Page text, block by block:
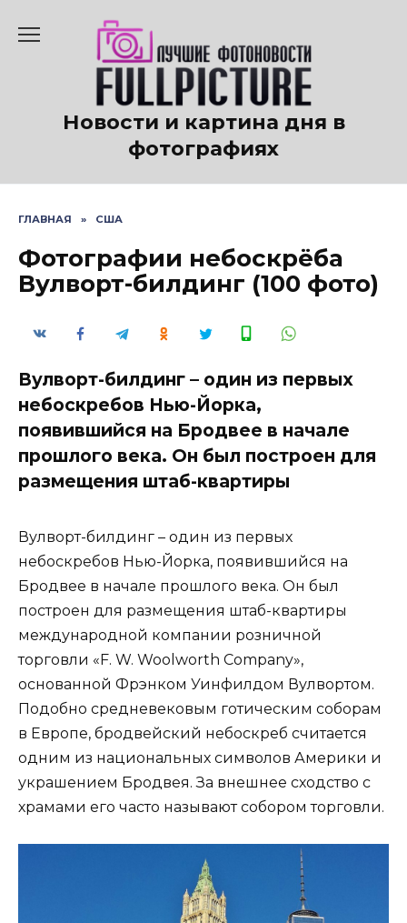
содержанию
Новости и картина дня в
фотографиях
ГЛАВНАЯ » США
Фотографии небоскрёба
Вулворт-билдинг (100 фото)
Вулворт-билдинг – один из первых
небоскребов Нью-Йорка,
появившийся на Бродвее в начале
прошлого века. Он был построен для
размещения штаб-квартиры
Вулворт-билдинг – один из первых
небоскребов Нью-Йорка, появившийся на
Бродвее в начале прошлого века. Он был
построен для размещения штаб-квартиры
международной компании розничной
торговли «F. W. Woolworth Company»,
основанной Фрэнком Уинфилдом Вулвортом.
Подобно средневековым готическим соборам
в Европе, бродвейский небоскреб считается
одним из национальных символов Америки и
украшением Бродвея. За внешнее сходство с
храмами его часто называют собором торговли.